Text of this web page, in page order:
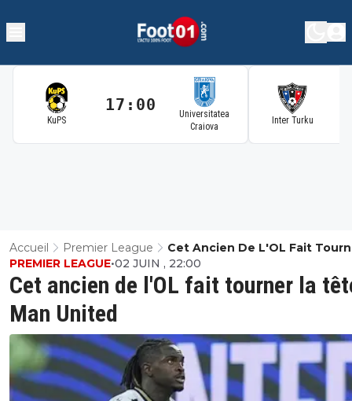
KuPS
17:00
Universitatea
Craiova
Inter Turku
Accueil Premier League
Cet Ancien De L'OL Fait
Tête De Man United
Cet ancien de l'OL fait tourner la
Man United
PREMIER LEAGUE•02 JUIN , 22:00